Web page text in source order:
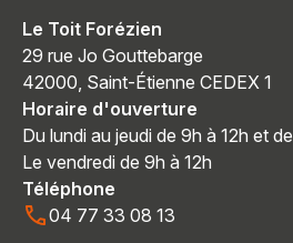
Le Toit Forézien
29 rue Jo Gouttebarge
42000, Saint-Étienne CEDEX 1
Horaire d'ouverture
Du lundi au jeudi de 9h à 12h et
Le vendredi de 9h à 12h
Téléphone
04 77 33 08 13